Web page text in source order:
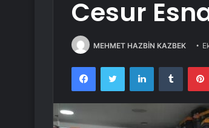
Cesur
MEHMET HAZBİN KAZBEK
FacebookTwitter LinkedInTumblr